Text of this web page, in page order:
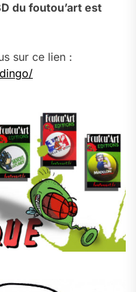
du foutou’art est
sur ce lien :